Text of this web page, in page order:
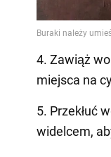
4. Zawiąż
miejsca na
5. Przekłuć
widelcem,